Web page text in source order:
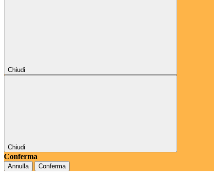
Chiudi
Chiudi
Conferma
Annulla Conferma